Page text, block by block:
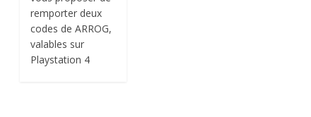
remporter deux
codes de ARROG,
valables sur
Playstation 4